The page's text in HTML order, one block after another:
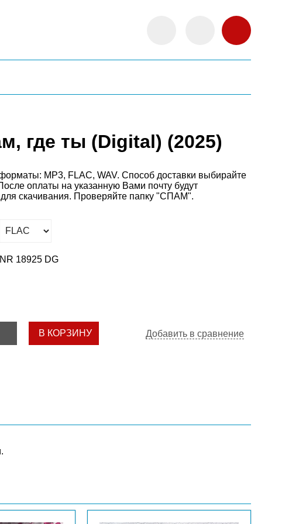
где ты (Digital) (2025)
MP3, FLAC, WAV. Способ доставки выбирайте
оплаты на указанную Вами почту будут
скачивания. Проверяйте папку "СПАМ".
NR 18925 DG
В КОРЗИНУ Добавить в сравнение